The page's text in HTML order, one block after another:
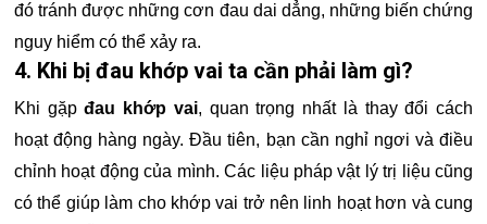
đó tránh được những cơn đau dai dẳng, những biến chứng
nguy hiểm có thể xảy ra.
4. Khi bị đau khớp vai ta cần phải làm gì?
Khi gặpđau khớp vai, quan trọng nhất là thay đổi cách
hoạt động hàng ngày. Đầu tiên, bạn cần nghỉ ngơi và điều
chỉnh hoạt động của mình. Các liệu pháp vật lý trị liệu cũng
có thể giúp làm cho khớp vai trở nên linh hoạt hơn và cung